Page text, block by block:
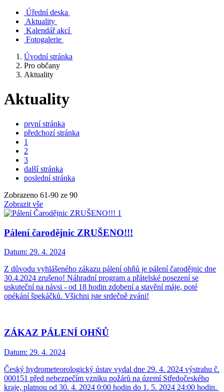
Úřední deska
Aktuality
Kalendář akcí
Fotogalerie
Úvodní stránka
Pro občany
Aktuality
Aktuality
první stránka
předchozí stránka
1
2
3
další stránka
poslední stránka
Zobrazeno 61-90 ze 90
Zobrazit vše
Pálení čarodějnic ZRUŠENO!!!
Datum: 29. 4. 2024
Z důvodu vyhlášeného zákazu pálení ohňů je pálení čarodějnic dne
30.4.2024 zrušeno! Náhradní program a přátelské posezení se
uskuteční na návsi - od 18 hodin zdobení a stavění máje, poté
opékání špekáčků. Všichni jste srdečně zváni!
ZÁKAZ PÁLENÍ OHŇŮ
Datum: 29. 4. 2024
Český hydrometeorologický ústav vydal dne 29. 4. 2024 výstrahu č.
000151 před nebezpečím vzniku požárů na území Středočeského
kraje, platnou od 30. 4. 2024 0:00 hodin do 1. 5. 2024 24:00 hodin.